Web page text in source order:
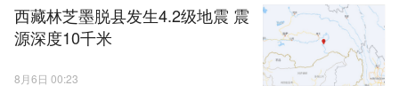
西藏林芝墨脱县发生4.2级地震 震
源深度10千米
8月6日 00:23